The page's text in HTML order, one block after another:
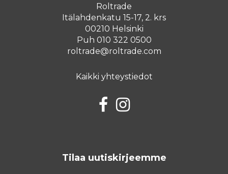
Roltrade
Itälahdenkatu 15-17, 2. krs
00210 Helsinki
Puh 010 322 0500
roltrade@roltrade.com
Kaikki yhteystiedot
FacebookInstagram
Tilaa uutiskirjeemme